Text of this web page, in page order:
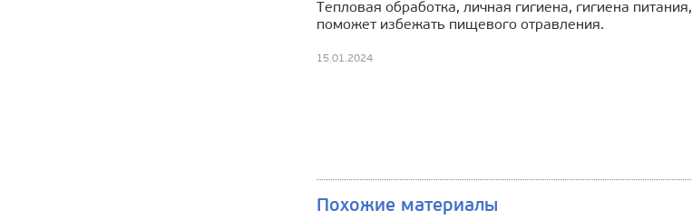
Тепловая обработка, личная гигиена, гигиена питания,
поможет избежать пищевого отравления.
15.01.2024
Похожие материалы